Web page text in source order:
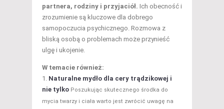
partnera, rodziny i przyjaciół. Ich obecność i
zrozumienie są kluczowe dla dobrego
samopoczucia psychicznego. Rozmowa z
bliską osobą o problemach może przynieść
ulgę i ukojenie.
W temacie również:
Naturalne mydło dla cery trądzikowej i
nie tylko Poszukując skutecznego środka do
mycia twarzy i ciała warto jest zwrócić uwagę na